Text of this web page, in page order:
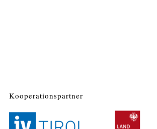
Kooperationspartner